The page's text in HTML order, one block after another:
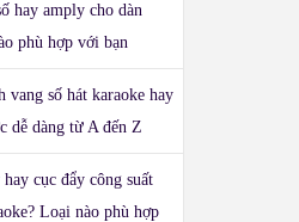
hay amply cho dàn
phù hợp với bạn
vang số hát karaoke hay
dễ dàng từ A đến Z
cục đẩy công suất
Loại nào phù hợp